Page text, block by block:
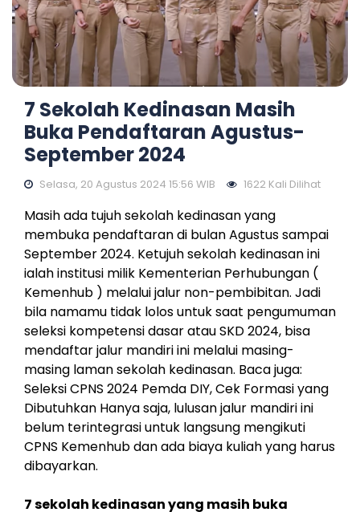
7 Sekolah Kedinasan Masih
Buka Pendaftaran Agustus-
September 2024
Selasa, 20 Agustus 2024 15:56 WIB 1622 Kali Dilihat
Masih ada tujuh sekolah kedinasan yang
membuka pendaftaran di bulan Agustus sampai
September 2024. Ketujuh sekolah kedinasan ini
ialah institusi milik Kementerian Perhubungan (
Kemenhub ) melalui jalur non-pembibitan. Jadi
bila namamu tidak lolos untuk saat pengumuman
seleksi kompetensi dasar atau SKD 2024, bisa
mendaftar jalur mandiri ini melalui masing-
masing laman sekolah kedinasan. Baca juga:
Seleksi CPNS 2024 Pemda DIY, Cek Formasi yang
Dibutuhkan Hanya saja, lulusan jalur mandiri ini
belum terintegrasi untuk langsung mengikuti
CPNS Kemenhub dan ada biaya kuliah yang harus
dibayarkan.
7 sekolah kedinasan yang masih buka